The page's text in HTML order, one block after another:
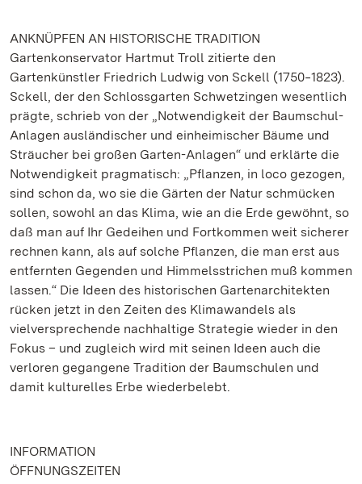
ANKNÜPFEN AN HISTORISCHE TRADITION
Gartenkonservator Hartmut Troll zitierte den
Gartenkünstler Friedrich Ludwig von Sckell (1750‒1823).
Sckell, der den Schlossgarten Schwetzingen wesentlich
prägte, schrieb von der „Notwendigkeit der Baumschul-
Anlagen ausländischer und einheimischer Bäume und
Sträucher bei großen Garten-Anlagen“ und erklärte die
Notwendigkeit pragmatisch: „Pflanzen, in loco gezogen,
sind schon da, wo sie die Gärten der Natur schmücken
sollen, sowohl an das Klima, wie an die Erde gewöhnt, so
daß man auf Ihr Gedeihen und Fortkommen weit sicherer
rechnen kann, als auf solche Pflanzen, die man erst aus
entfernten Gegenden und Himmelsstrichen muß kommen
lassen.“ Die Ideen des historischen Gartenarchitekten
rücken jetzt in den Zeiten des Klimawandels als
vielversprechende nachhaltige Strategie wieder in den
Fokus – und zugleich wird mit seinen Ideen auch die
verloren gegangene Tradition der Baumschulen und
damit kulturelles Erbe wiederbelebt.
INFORMATION
ÖFFNUNGSZEITEN